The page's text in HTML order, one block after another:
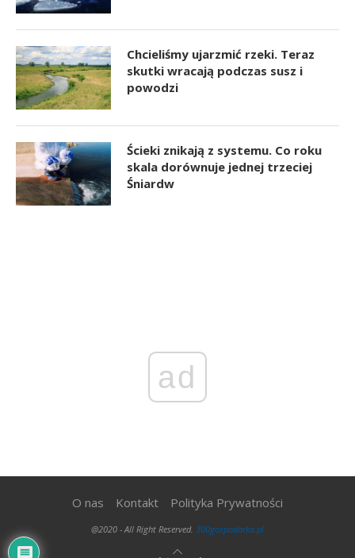
Chcieliśmy ujarzmić rzeki. Teraz
skutki wracają podczas susz i
powodzi
Ścieki znikają z systemu. Co roku
skala dorównuje jednej trzeciej
Śniardw
ad
O nas Kontakt Polityka Prywatności
@2020 - All Right Reserved. 300gospodarka.pl